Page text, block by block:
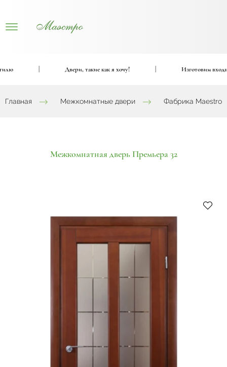
Двери, такие как я хочу! Изготовим
Главная Межкомнатные двери Фабрика Maestro
Межкомнатная дверь Премьера 32